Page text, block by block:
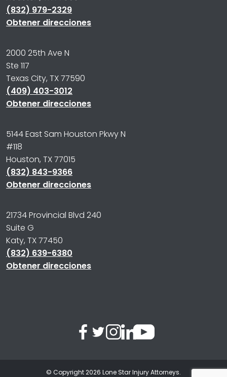
(832) 979-2329
Obtener direcciones
2000 25th Ave N
Ste 117
Texas City, TX 77590
(409) 403-3012
Obtener direcciones
5144 East Sam Houston Pkwy N
#118
Houston, TX 77015
(832) 843-9366
Obtener direcciones
21734 Provincial Blvd 240
Suite G
Katy, TX 77450
(832) 639-6380
Obtener direcciones
© Copyright 2026 Lone Star Injury Attorneys.